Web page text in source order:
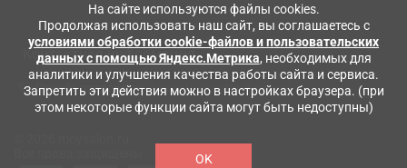
На сайте используются файлы cookies.
Продолжая использовать наш сайт, вы соглашаетесь с
условиями обработки cookie-файлов и пользовательских
данных с помощью Яндекс.Метрика, необходимых для
аналитики и улучшения качества работы сайта и сервиса.
Запретить эти действия можно в настройках браузера. (при
этом некоторые функции сайта могут быть недоступны)
OK
Контактная информация
Служба поддержки: Заказать обратный звонок